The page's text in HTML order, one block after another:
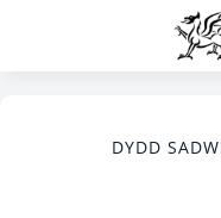
DYDD